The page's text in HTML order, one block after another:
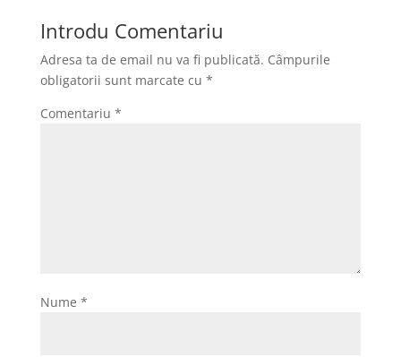
b
o
o
k
d
o
n
a
z
ă
Introdu Comentariu
Adresa ta de email nu va fi publicată. Câmpurile
obligatorii sunt marcate cu *
Comentariu *
Nume *